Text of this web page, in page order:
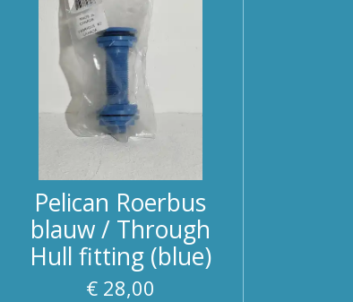
Pelican Roerbus
blauw / Through
Hull fitting (blue)
€ 28,00